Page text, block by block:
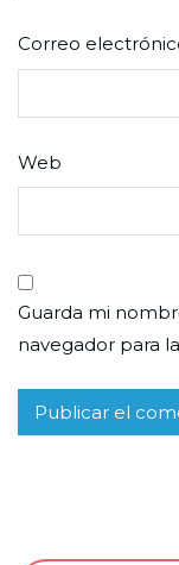
Correo
Web
Guarda mi
navegador para